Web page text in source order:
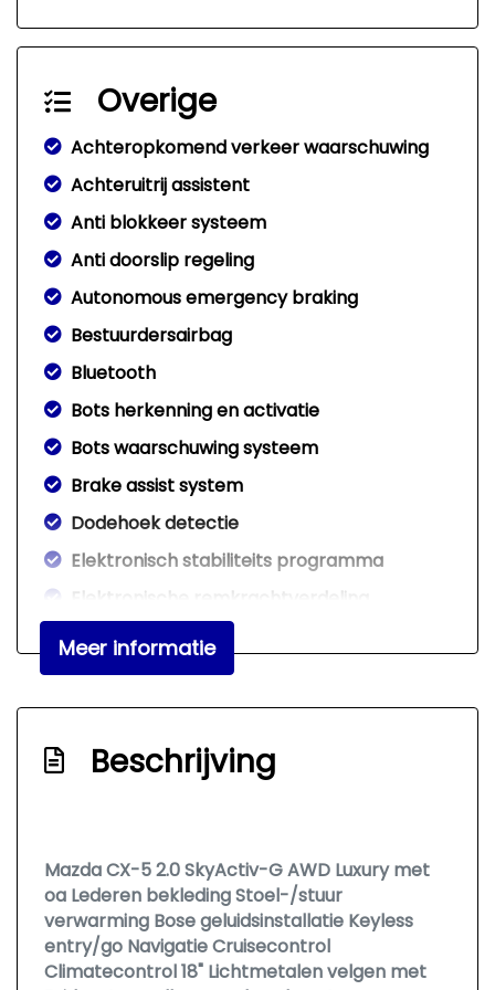
Overige
Achteropkomend verkeer waarschuwing
Achteruitrij assistent
Anti blokkeer systeem
Anti doorslip regeling
Autonomous emergency braking
Bestuurdersairbag
Bluetooth
Bots herkenning en activatie
Bots waarschuwing systeem
Brake assist system
Dodehoek detectie
Elektronisch stabiliteits programma
Elektronische remkrachtverdeling
Hoofd airbag(s) achter
Hoofd airbag(s) voor
Keyless start
Led mistlampen
Lichtmetalen velgen 18"
Zij airbag(s) voor
Interieur
Achterbank in delen neerklapbaar
Meer informatie
Beschrijving
Mazda CX-5 2.0 SkyActiv-G AWD Luxury met
oa Lederen bekleding Stoel-/stuur
verwarming Bose geluidsinstallatie Keyless
entry/go Navigatie Cruisecontrol
Climatecontrol 18" Lichtmetalen velgen met